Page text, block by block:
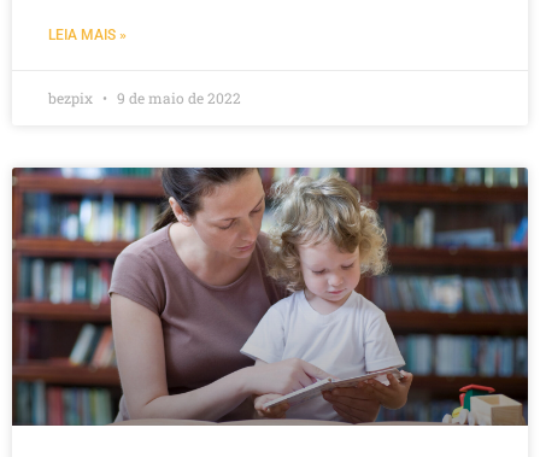
LEIA MAIS »
bezpix 9 de maio de 2022